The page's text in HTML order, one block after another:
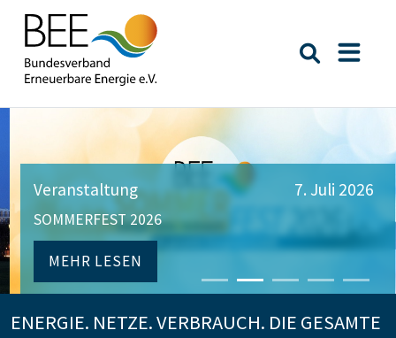
Suche
Veranstaltung
SOMMERFEST 2026
7. Juli 2026
MEHR LESEN
ENERGIE. NETZE. VERBRAUCH. DIE GESAMTE